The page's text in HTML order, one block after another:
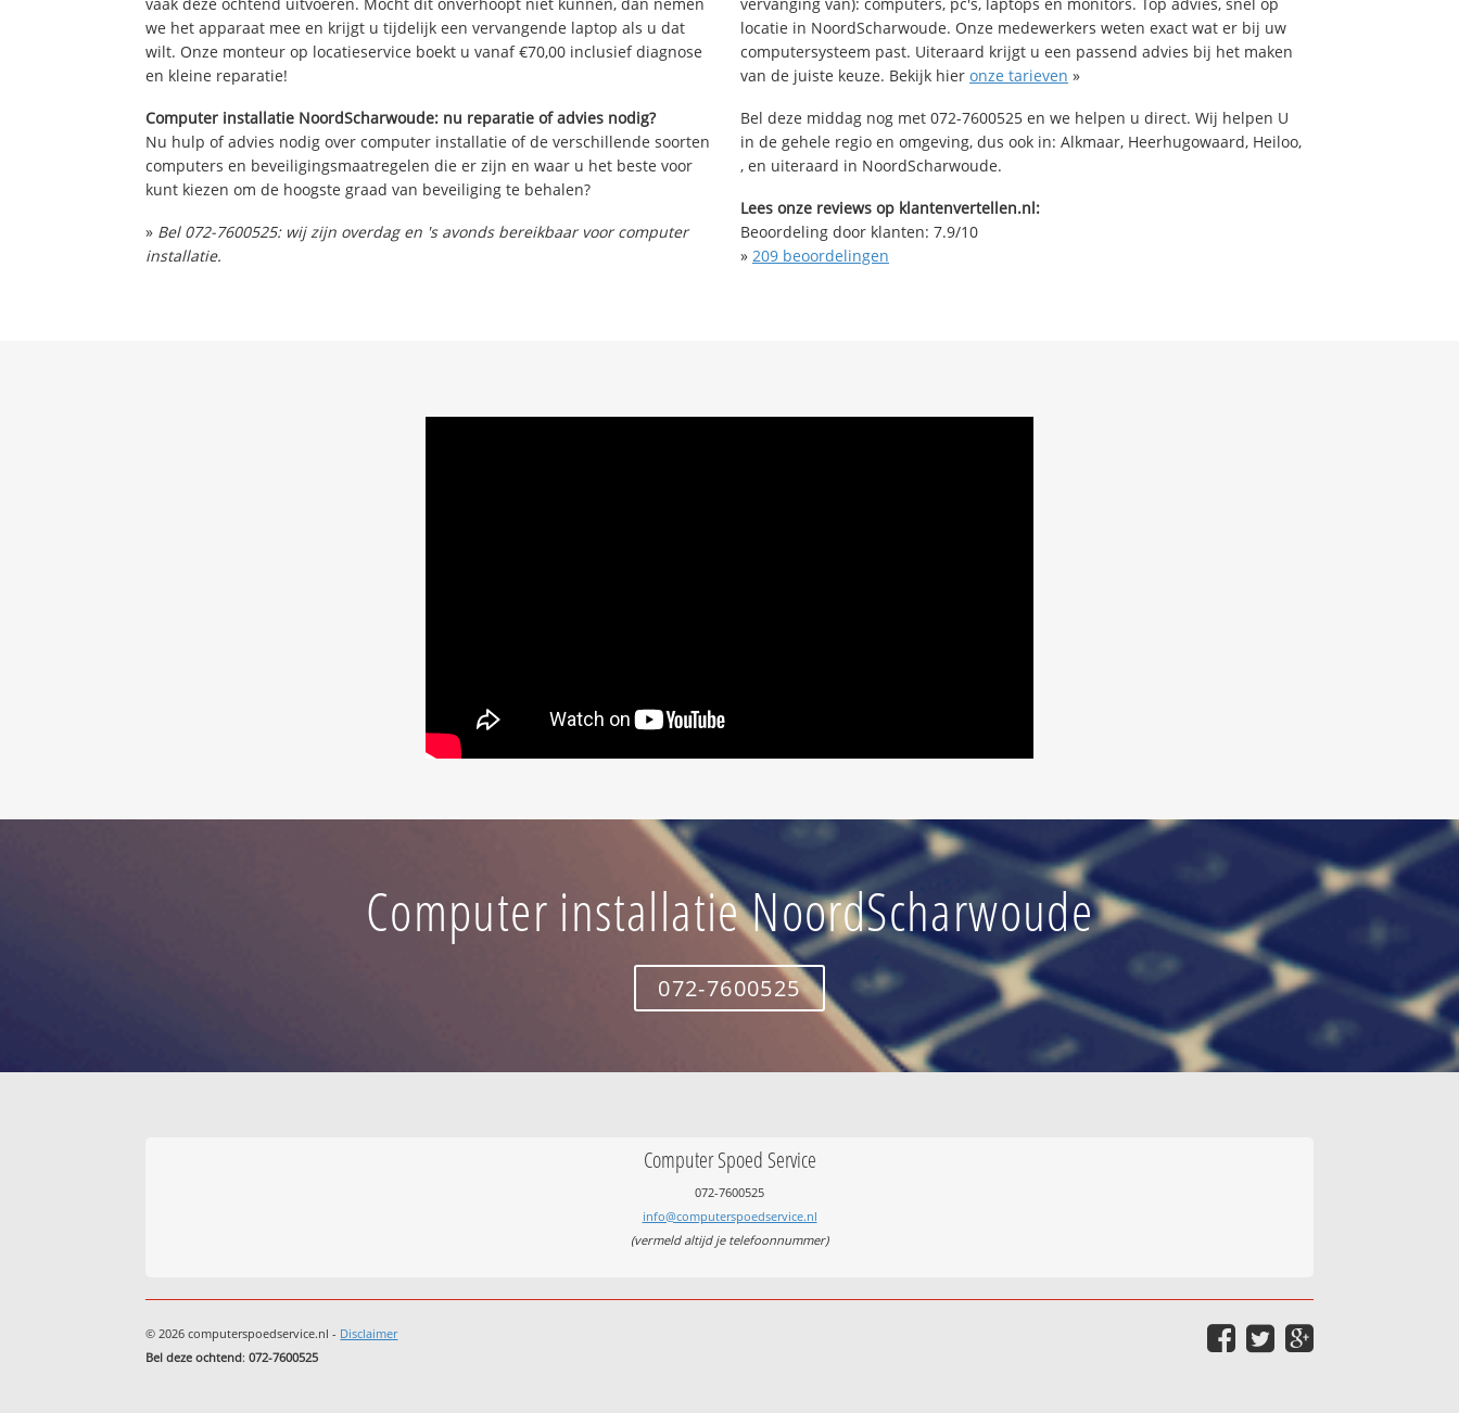
we het apparaat mee en krijgt u tijdelijk een vervangende laptop als u dat
wilt. Onze monteur op locatieservice boekt u vanaf €70,00 inclusief diagnose
en kleine reparatie!
Computer installatie NoordScharwoude: nu reparatie of advies nodig?
Nu hulp of advies nodig over computer installatie of de verschillende soorten
computers en beveiligingsmaatregelen die er zijn en waar u het beste voor
kunt kiezen om de hoogste graad van beveiliging te behalen?
» Bel 072-7600525: wij zijn overdag en 's avonds bereikbaar voor computer
installatie.
locatie in NoordScharwoude. Onze medewerkers weten exact wat er bij uw
computersysteem past. Uiteraard krijgt u een passend advies bij het maken
van de juiste keuze. Bekijk hier onze tarieven »
Bel deze middag nog met 072-7600525 en we helpen u direct. Wij helpen U
in de gehele regio en omgeving, dus ook in: Alkmaar, Heerhugowaard, Heiloo,
, en uiteraard in NoordScharwoude.
Lees onze reviews op klantenvertellen.nl:
Beoordeling door klanten: 7.9/10
» 209 beoordelingen
Computer installatie NoordScharwoude
072-7600525
Computer Spoed Service
072-7600525
info@computerspoedservice.nl
(vermeld altijd je telefoonnummer)
© 2026 computerspoedservice.nl - Disclaimer
Bel deze ochtend:072-7600525